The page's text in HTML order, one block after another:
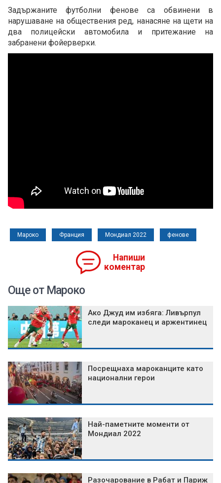
Задържаните футболни фенове са обвинени в
нарушаване на обществения ред, нанасяне на щети на
два полицейски автомобила и притежание на
забранени фойерверки.
Мароко Франция Мондиал 2022 фенове
Напиши
коментар
Още от Мароко
Ако Джуд им избяга: Ливърпул
следи мароканец и аржентинец
Посрещнаха мароканците като
национални герои
Най-паметните моменти от
Мондиал 2022
Разочарование в Рабат и Париж